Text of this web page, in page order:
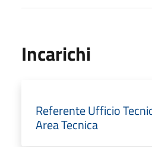
Incarichi
Referente Ufficio
Area Tecnica